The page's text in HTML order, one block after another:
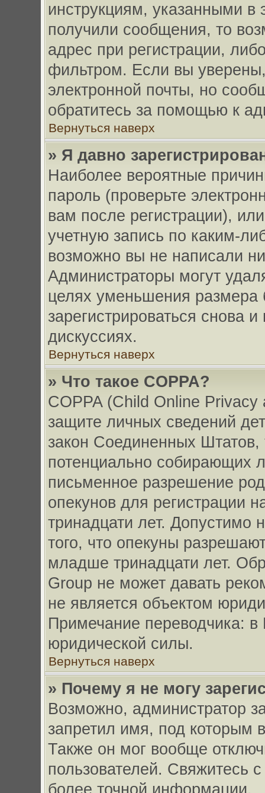
инструкциям, указанными
получили сообщения, то
адрес при регистрации,
фильтром. Если вы
электронной почты, но
обратитесь за помощью к
Вернуться наверх
» Я давно
Наиболее вероятные
пароль (проверьте
вам после регистрации),
учетную запись по каким-
возможно вы не написали
Администраторы могут
целях уменьшения размера
зарегистрироваться снова
дискуссиях.
Вернуться наверх
» Что такое COPPA?
COPPA (Child Online
защите личных сведений
закон Соединенных
потенциально собирающих
письменное разрешение
опекунов для регистрации
тринадцати лет. Допустимо
того, что опекуны
младше тринадцати лет.
Group не может давать
не является объектом
Примечание переводчика:
юридической силы.
Вернуться наверх
» Почему я не могу
Возможно, администратор
запретил имя, под которым
Также он мог вообще
пользователей. Свяжитесь
более точной информации.